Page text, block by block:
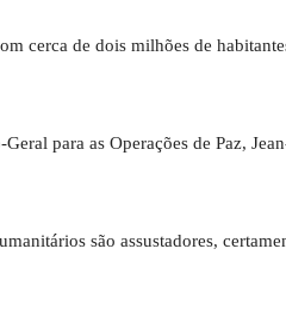
cerca de dois milhões de
para as Operações de Paz,
são assustadores,